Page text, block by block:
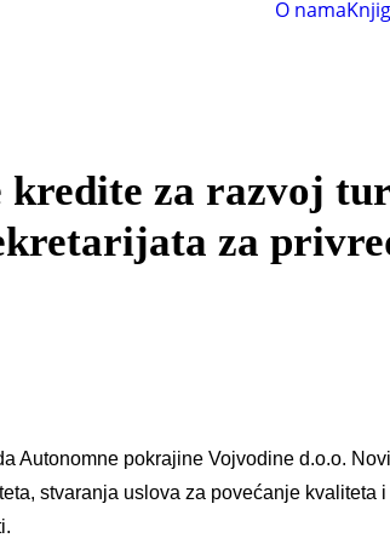
O nama
za razvoj
za
Autonomne pokrajine Vojvodine d.o.o.
stvaranja uslova za povećanje